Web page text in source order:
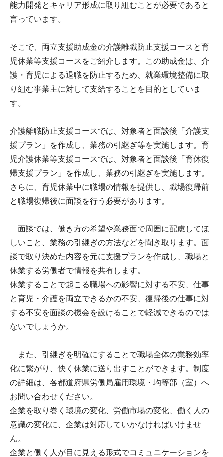
能力開発とキャリア形成に取り組むことが必要であると
言っています。
そこで、両立支援助成金の介護離職防止支援コースと育
児休業等支援コースをご紹介します。この助成金は、介
護・育児による退職を防止するため、就業環境整備に取
り組む事業主に対して支給することを目的としていま
す。
介護離職防止支援コースでは、対象者と面談後「介護支
援プラン」を作成し、業務の引継ぎ等を実施します。育
児介護休業等支援コースでは、対象者と面談後「育休復
帰支援プラン」を作成し、業務の引継ぎを実施します。
さらに、育児休業中に職場の情報を提供し、職場復帰前
と職場復帰後に面談を行う必要があります。
面談では、働き方の希望や業務面で周囲に配慮してほ
しいこと、業務の引継ぎの方法などを聞き取ります。面
談で取り決めた内容を元に支援プランを作成し、職場と
休業する労働者で情報を共有します。
休業することで起こる職場への影響に対する不安、仕事
と育児・介護を両立できるかの不安、復帰後の仕事に対
する不安を面談の機会を設けることで軽減できるのでは
ないでしょうか。
また、引継ぎを明確にすることで職場全体の業務効率
化に繋がり、快く休業に送り出すことができます。制度
の詳細は、各都道府県労働局雇用環境・均等部（室）へ
お問い合わせください。
企業を取り巻く環境の変化、労働市場の変化、働く人の
意識の変化に、企業は対応していかなければいけませ
ん。
企業と働く人が目に見える形式でコミュニケーションを